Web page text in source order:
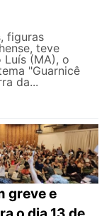
figuras
teve
(MA), o
"Guarnicê
da...
greve e